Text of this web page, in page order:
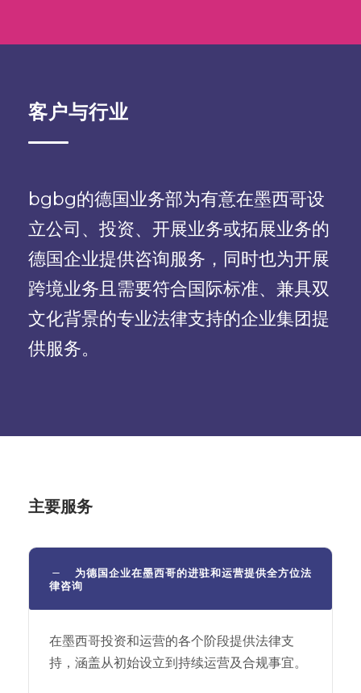
客户与行业
bgbg的德国业务部为有意在墨西哥设
立公司、投资、开展业务或拓展业务的
德国企业提供咨询服务，同时也为开展
跨境业务且需要符合国际标准、兼具双
文化背景的专业法律支持的企业集团提
供服务。
主要服务
为德国企业在墨西哥的进驻和运营提供全方位法
律咨询
在墨西哥投资和运营的各个阶段提供法律支
持，涵盖从初始设立到持续运营及合规事宜。